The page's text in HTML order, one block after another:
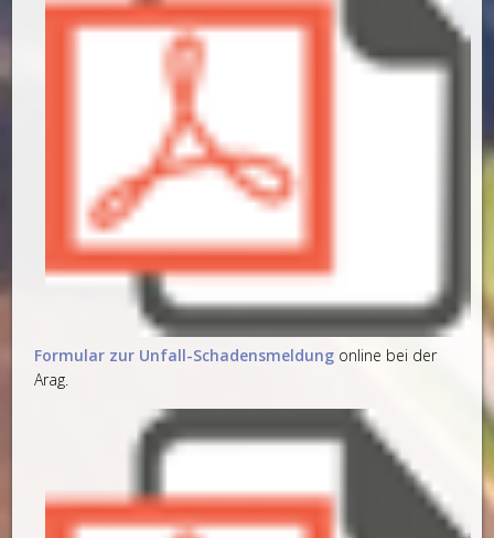
Formular zur Unfall-Schadensmeldung online bei der
Arag.